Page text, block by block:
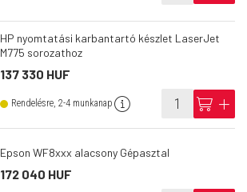
HP nyomtatási karbantartó készlet LaserJet
M775 sorozathoz
137 330 HUF
Rendelésre, 2-4 munkanap info cart add
Epson WF8xxx alacsony Gépasztal
172 040 HUF